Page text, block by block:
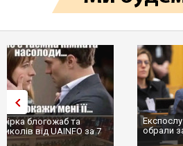
Експослу в США Стефанішиній
обрали запобіжний захід